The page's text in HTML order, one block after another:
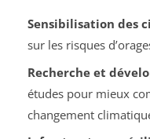
Sensibilisation des
sur les risques
Recherche et
études pour mieux
changement